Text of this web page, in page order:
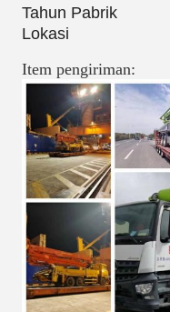
Tahun Pabrik
Lokasi
Item pengiriman: